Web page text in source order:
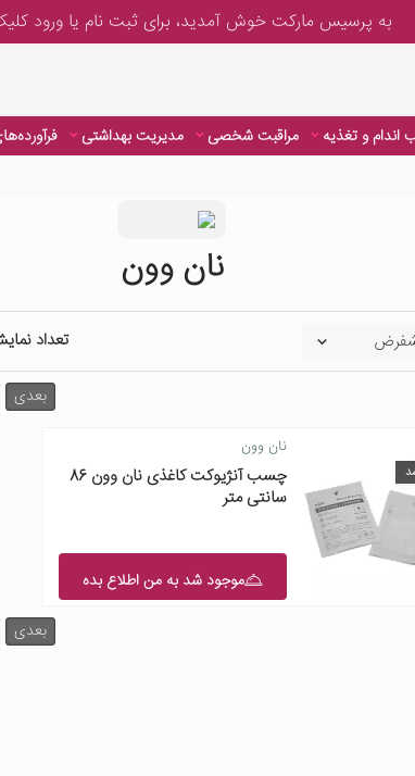
به پرسیس مارکت خوش آمدید، برایثبت نام یا ورود
اندام و تغذیه مراقبت شخصی مدیریت بهداشتی
نان وون
تعداد
بعدی
نان وون
چسب آنژیوکت کاغذی نان وون 86
سانتی متر
موجود شد به من اطلاع بده
بعدی